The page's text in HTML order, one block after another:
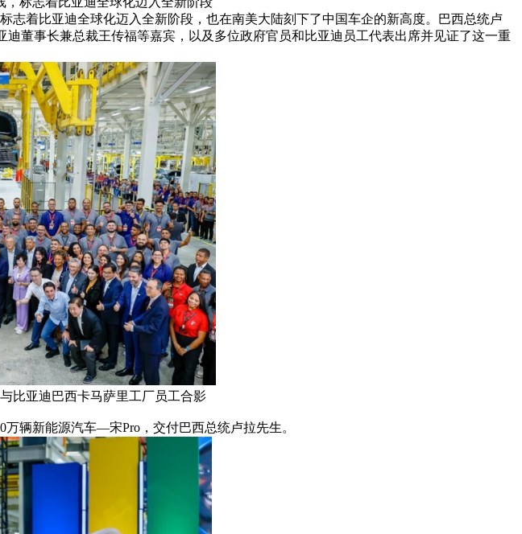
着比亚迪全球化迈入全新阶段，也在南美大陆刻下了中国车企的新高度。巴西总统卢
董事长兼总裁王传福等嘉宾，以及多位政府官员和比亚迪员工代表出席并见证了这一重
比亚迪巴西卡马萨里工厂员工合影
辆新能源汽车—宋Pro，交付巴西总统卢拉先生。